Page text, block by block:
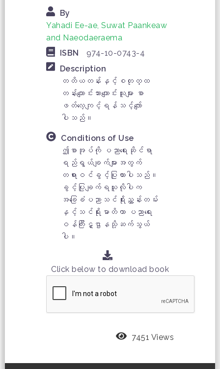
By
Yahadi Ee-ae, Suwat Paankeaw
and Naeodaeraema
ISBN
974-10-0743-4
Description
တတိယတန်းနှင့်စတုတ္ထ
တန်းကျောင်းသားကျောင်းသူများ စာ
ဖတ်လေ့ကျင့်ရန်သင့်လျော်
ပါသည်။
Conditions of Use
ဤစာအုပ်ကို ပညာရေးဆိုင်ရာ
ရည်ရွယ်ချက်များအတွက်
တရားဝင်ခွင့်ပြုထားပါသည်။
ခွင့်ပြုချက်ရယူလိုပါက
အခြေခံပညာသင်ရိုးညွှန်းတမ်း
နှင့်သင်ရိုးမာတိကာ ပညာရေး
ဝန်ကြီးဋ္ဌာနသို့ဆက်သွယ်
ပါ။
Click below to download book
7451 Views